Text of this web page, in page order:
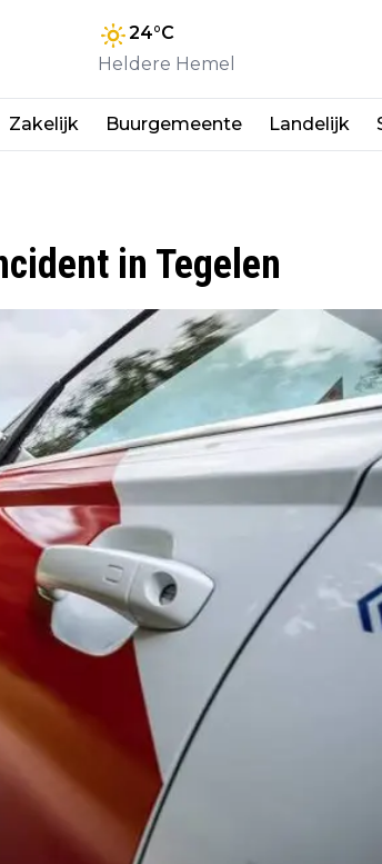
24°C
Heldere Hemel
Zakelijk Buurgemeente Landelijk
in Tegelen